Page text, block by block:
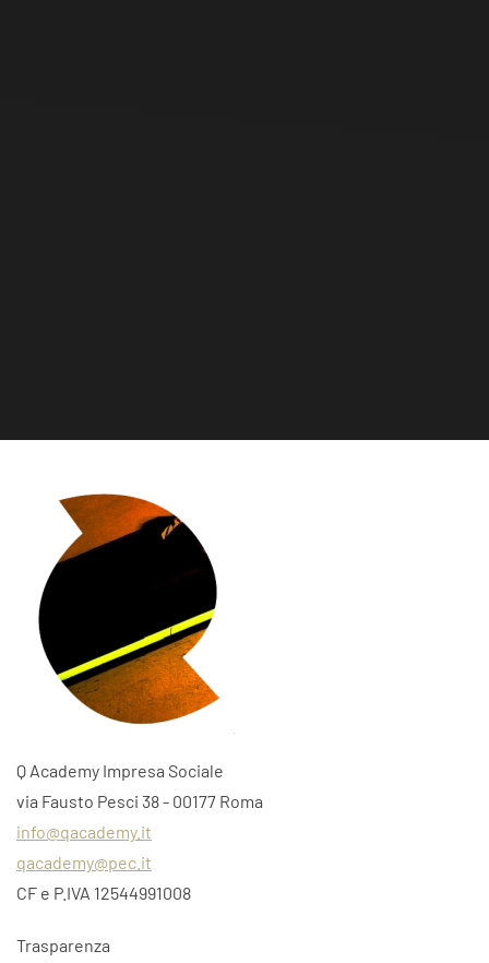
Q Academy Impresa Sociale
via Fausto Pesci 38 - 00177 Roma
info@qacademy.it
qacademy@pec.it
CF e P.IVA 12544991008
Trasparenza